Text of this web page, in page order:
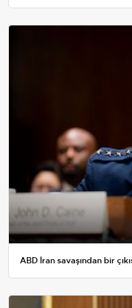
ABD İran savaşından bir